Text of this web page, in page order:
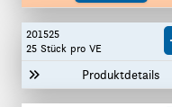
201525
25 Stück pro VE
Produktdetails